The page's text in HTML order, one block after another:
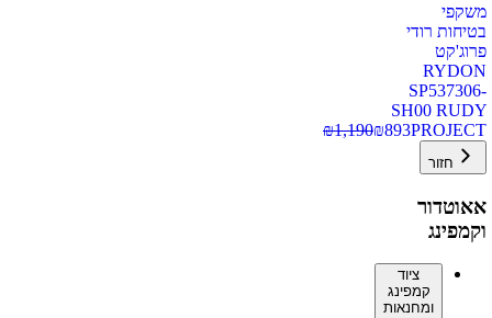
משקפי
בטיחות רודי
פרוג'קט
RYDON
SP537306-
SH00 RUDY
PROJECT
₪893
₪1,190
חזור
אאוטדור
וקמפינג
ציוד
קמפינג
ומחנאות